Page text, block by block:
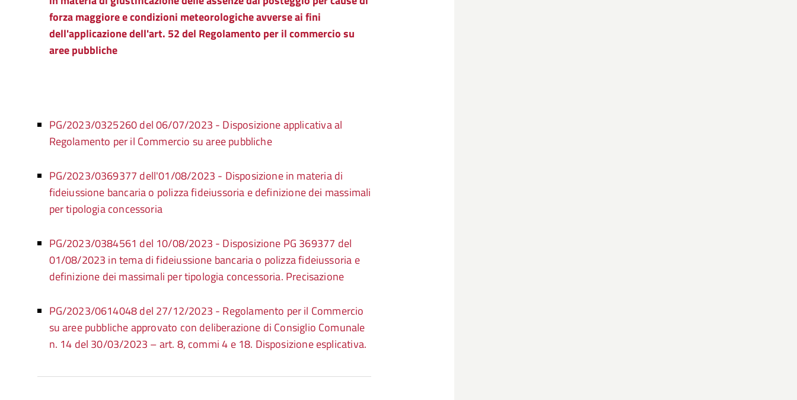
forza maggiore e condizioni meteorologiche avverse ai fini
dell'applicazione dell'art. 52 del Regolamento per il commercio su
aree pubbliche
PG/2023/0325260 del 06/07/2023 - Disposizione applicativa al
Regolamento per il Commercio su aree pubbliche
PG/2023/0369377 dell'01/08/2023 - Disposizione in materia di
fideiussione bancaria o polizza fideiussoria e definizione dei massimali
per tipologia concessoria
PG/2023/0384561 del 10/08/2023 - Disposizione PG 369377 del
01/08/2023 in tema di fideiussione bancaria o polizza fideiussoria e
definizione dei massimali per tipologia concessoria. Precisazione
PG/2023/0614048 del 27/12/2023 - Regolamento per il Commercio
su aree pubbliche approvato con deliberazione di Consiglio Comunale
n. 14 del 30/03/2023 – art. 8, commi 4 e 18. Disposizione esplicativa.